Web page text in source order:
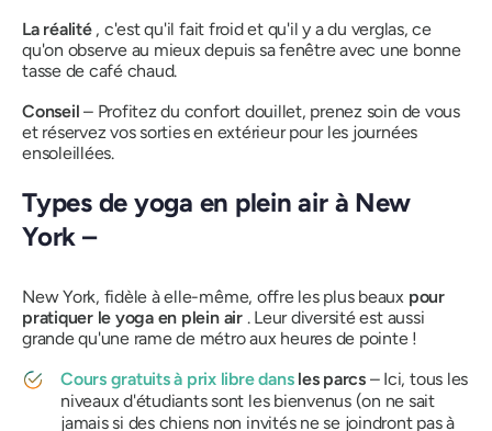
La réalité, c'est qu'il fait froid et qu'il y a du verglas, ce
qu'on observe au mieux depuis sa fenêtre avec une bonne
tasse de café chaud.
Conseil – Profitez du confort douillet, prenez soin de vous
et réservez vos sorties en extérieur pour les journées
ensoleillées.
Types de yoga en plein air à New
York –
New York, fidèle à elle-même, offre les plus beaux pour
pratiquer le yoga en plein air. Leur diversité est aussi
grande qu'une rame de métro aux heures de pointe !
Cours gratuits à prix libre dansles parcs– Ici, tous les
niveaux d'étudiants sont les bienvenus (on ne sait
jamais si des chiens non invités ne se joindront pas à